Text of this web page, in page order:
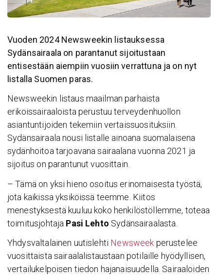
Vuoden 2024 Newsweekin listauksessa
Sydänsairaala on parantanut sijoitustaan
entisestään aiempiin vuosiin verrattuna ja on nyt
listalla Suomen paras.
Newsweekin listaus maailman parhaista
erikoissairaaloista perustuu terveydenhuollon
asiantuntijoiden tekemiin vertaissuosituksiin.
Sydänsairaala nousi listalle ainoana suomalaisena
sydänhoitoa tarjoavana sairaalana vuonna 2021 ja
sijoitus on parantunut vuosittain.
– Tämä on yksi hieno osoitus erinomaisesta työstä,
jota kaikissa yksiköissä teemme. Kiitos
menestyksestä kuuluu koko henkilöstöllemme, toteaa
toimitusjohtaja Pasi Lehto Sydänsairaalasta.
Yhdysvaltalainen uutislehti Newsweek perustelee
vuosittaista sairaalalistaustaan potilaille hyödyllisen,
vertailukelpoisen tiedon hajanaisuudella. Sairaaloiden